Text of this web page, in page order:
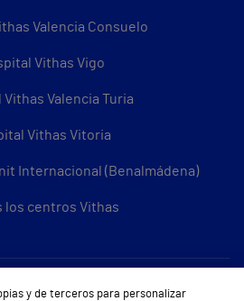
Valencia Consuelo
Vithas Vigo
Vithas Valencia Turia
Vithas Vitoria
Internacional (Benalmádena)
los centros Vithas
Sobre Vithas
y de terceros para personalizar